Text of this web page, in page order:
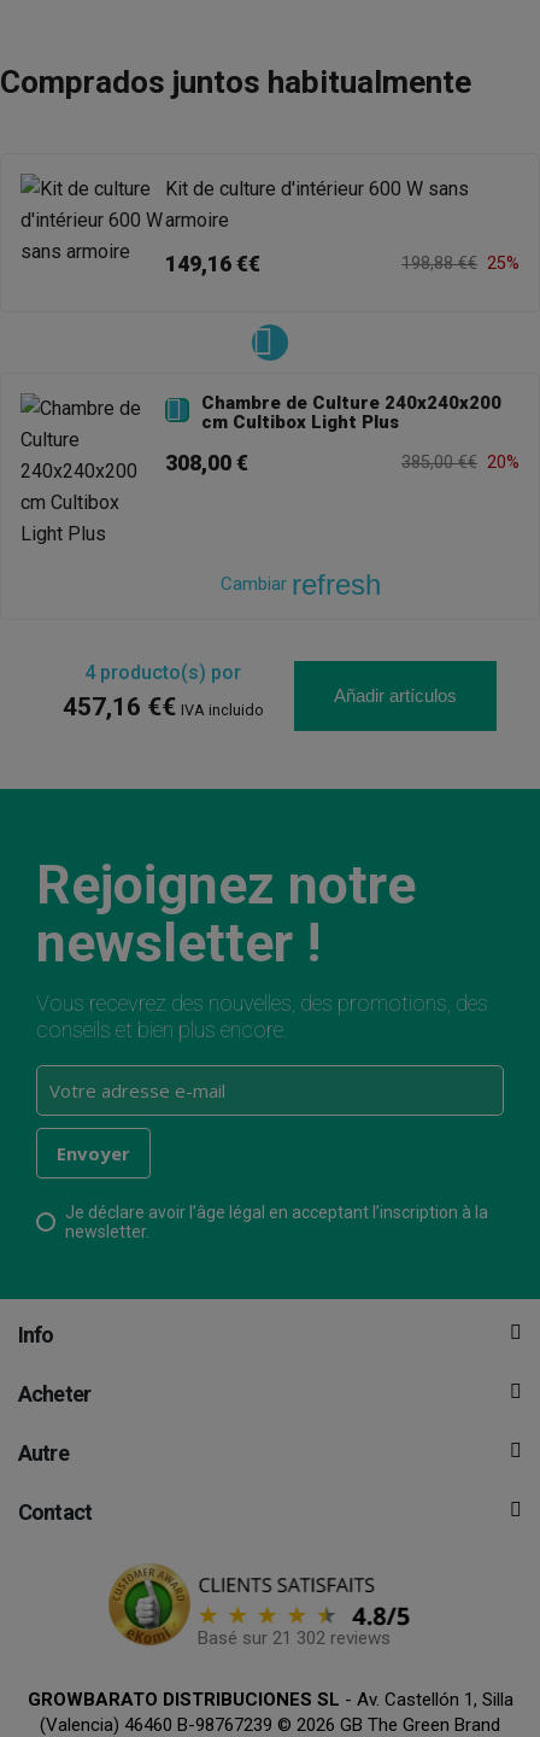
Comprados juntos habitualmente
Kit de culture d'intérieur 600 W sans
armoire
149,16 €€ 198,88 €€ 25%

Chambre de Culture 240x240x200
cm Cultibox Light Plus
308,00 € 385,00 €€ 20%
Cambiar refresh
4producto(s) por
457,16 €€ IVA incluido
Añadir artículos
Rejoignez notre
newsletter !
Vous recevrez des nouvelles, des promotions, des
conseils et bien plus encore.
Je déclare avoir l’âge légal en acceptant l’inscription à la
newsletter.
Info
Acheter
Autre
Contact
Basé sur 21 302 reviews
GROWBARATO DISTRIBUCIONES SL - Av. Castellón 1, Silla
(Valencia) 46460 B-98767239 © 2026 GB The Green Brand